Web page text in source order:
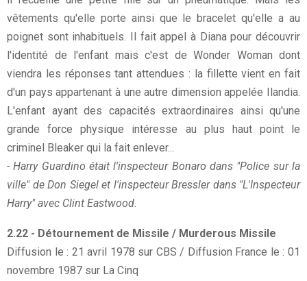
vêtements qu'elle porte ainsi que le bracelet qu'elle a au
poignet sont inhabituels. Il fait appel à Diana pour découvrir
l'identité de l'enfant mais c'est de Wonder Woman dont
viendra les réponses tant attendues : la fillette vient en fait
d'un pays appartenant à une autre dimension appelée Ilandia.
L'enfant ayant des capacités extraordinaires ainsi qu'une
grande force physique intéresse au plus haut point le
criminel Bleaker qui la fait enlever...
- Harry Guardino était l'inspecteur Bonaro dans "Police sur la
ville" de Don Siegel et l'inspecteur Bressler dans "L'Inspecteur
Harry" avec Clint Eastwood.
2.22 - Détournement de Missile / Murderous Missile
Diffusion le : 21 avril 1978 sur CBS / Diffusion France le : 01
novembre 1987 sur La Cinq